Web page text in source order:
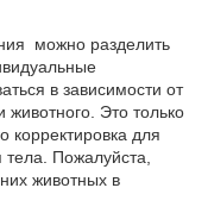
можно разделить
в зависимости от
животного. Это только
корректировка для
Пожалуйста,
животных в